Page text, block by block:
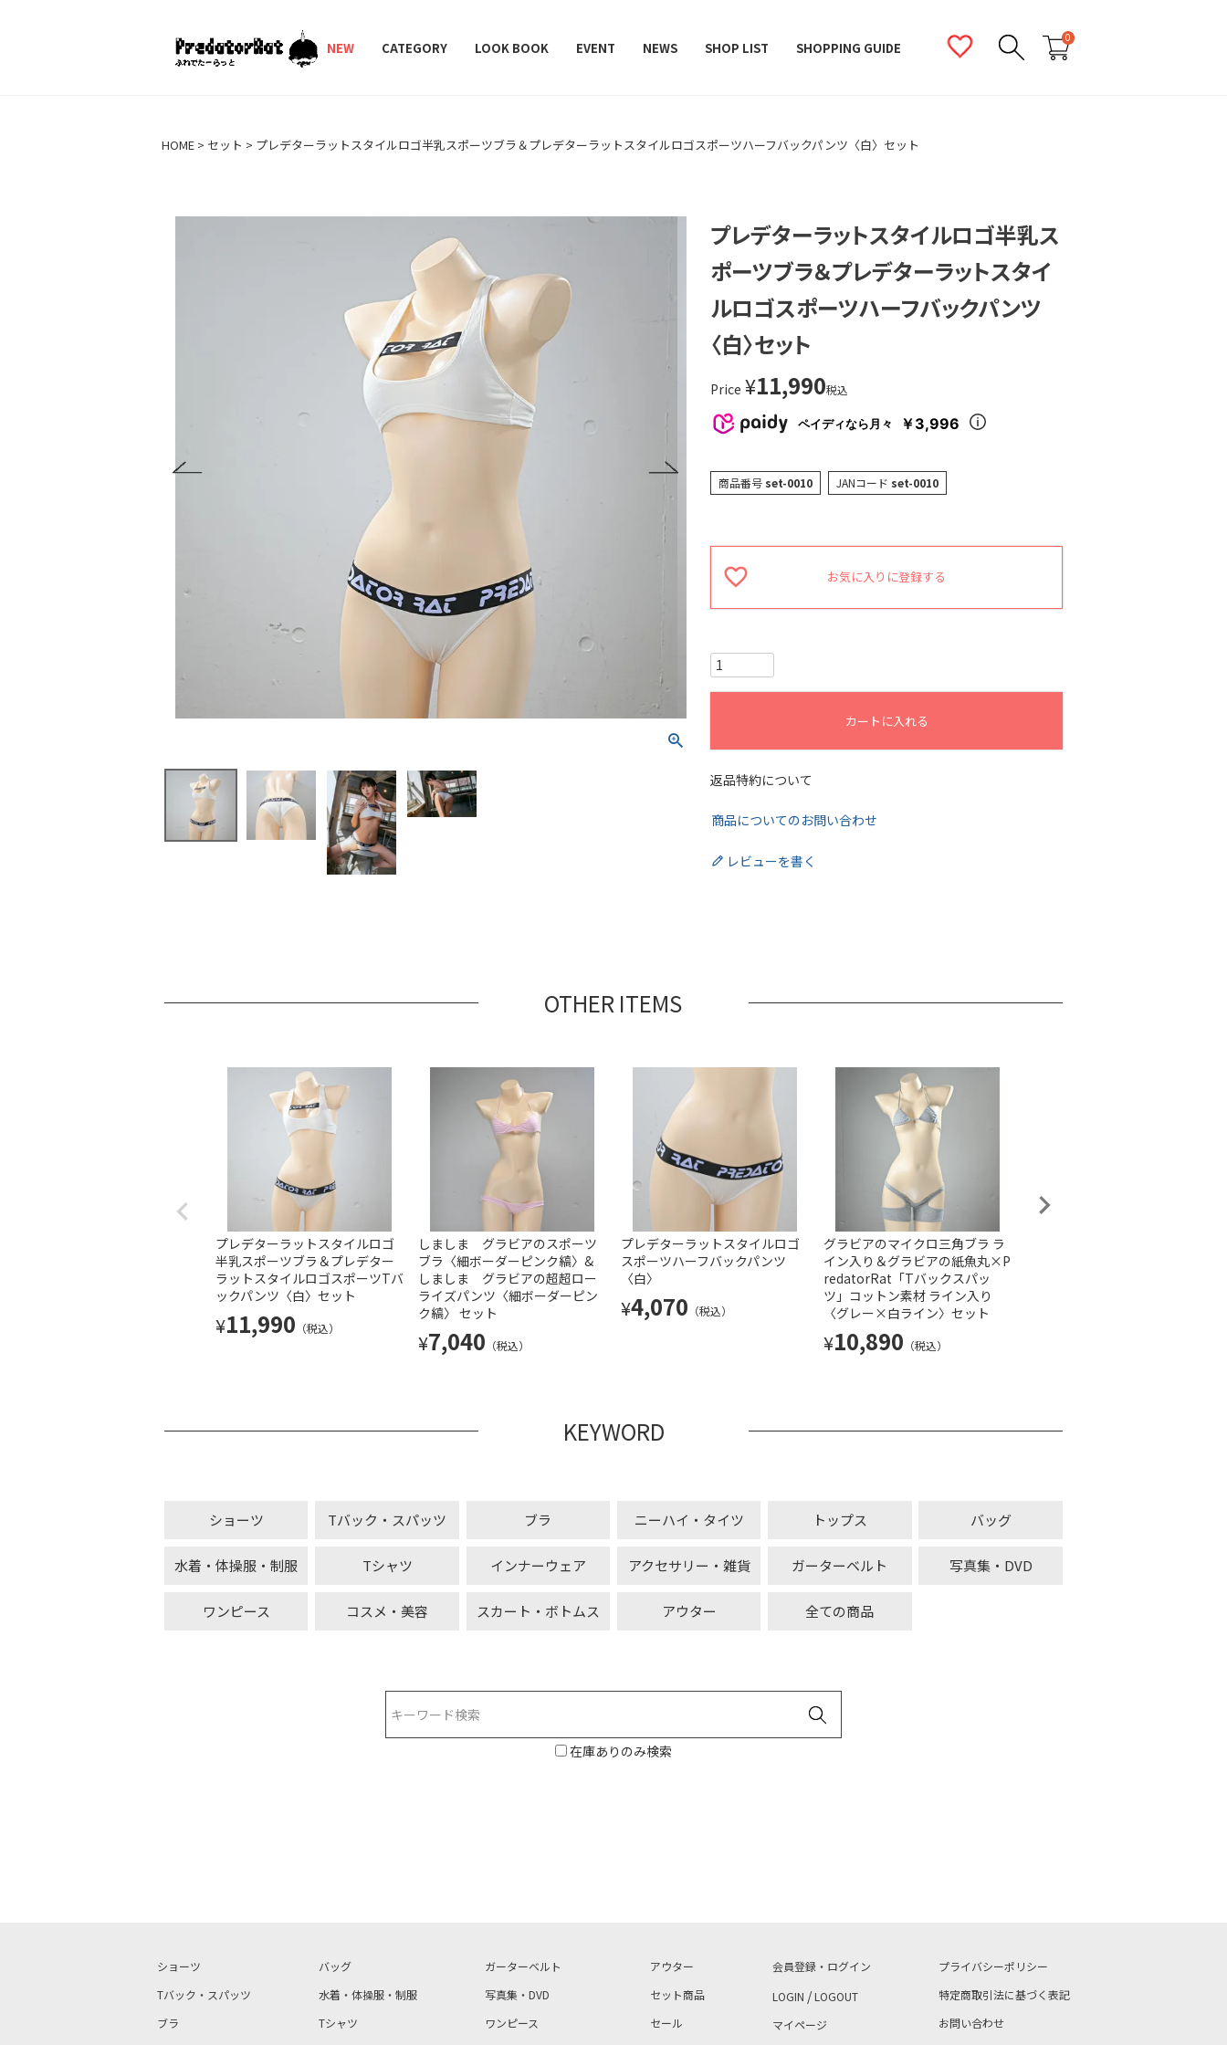
NEW CATEGORY LOOK BOOK EVENT NEWS SHOP LIST SHOPPING GUIDE
0
HOME セット プレデターラットスタイルロゴ半乳スポーツブラ＆プレデターラットスタイルロゴスポーツハーフバックパンツ〈白〉セット
プレデターラットスタイルロゴ半乳ス
ポーツブラ＆プレデターラットスタイ
ルロゴスポーツハーフバックパンツ
〈白〉セット
Price ¥11,990税込
ペイディなら月々 ￥3,996
商品番号 set-0010 JANコード set-0010
お気に入りに登録する
カートに入れる
返品特約について
商品についてのお問い合わせ
レビューを書く
OTHER ITEMS
プレデターラットスタイルロゴ
半乳スポーツブラ＆プレデター
ラットスタイルロゴスポーツTバ
ックパンツ〈白〉セット
¥11,990 （税込）
しましま グラビアのスポーツ
ブラ〈細ボーダーピンク縞〉&
しましま グラビアの超超ロー
ライズパンツ〈細ボーダーピン
ク縞〉 セット
¥7,040 （税込）
プレデターラットスタイルロゴ
スポーツハーフバックパンツ
〈白〉
¥4,070 （税込）
グラビアのマイクロ三角ブラ ラ
イン入り＆グラビアの紙魚丸×P
redatorRat「Tバックスパッ
ツ」コットン素材 ライン入り
〈グレー×白ライン〉セット
¥10,890 （税込）
KEYWORD
ショーツ Tバック・スパッツ ブラ ニーハイ・タイツ トップス バッグ
水着・体操服・制服 Tシャツ インナーウェア アクセサリー・雑貨 ガーターベルト 写真集・DVD
ワンピース コスメ・美容 スカート・ボトムス アウター 全ての商品
在庫ありのみ検索
ショーツ
Tバック・スパッツ
ブラ
バッグ
水着・体操服・制服
Tシャツ
ガーターベルト
写真集・DVD
ワンピース
アウター
セット商品
セール
会員登録・ログイン
LOGIN /LOGOUT
マイページ
プライバシーポリシー
特定商取引法に基づく表記
お問い合わせ